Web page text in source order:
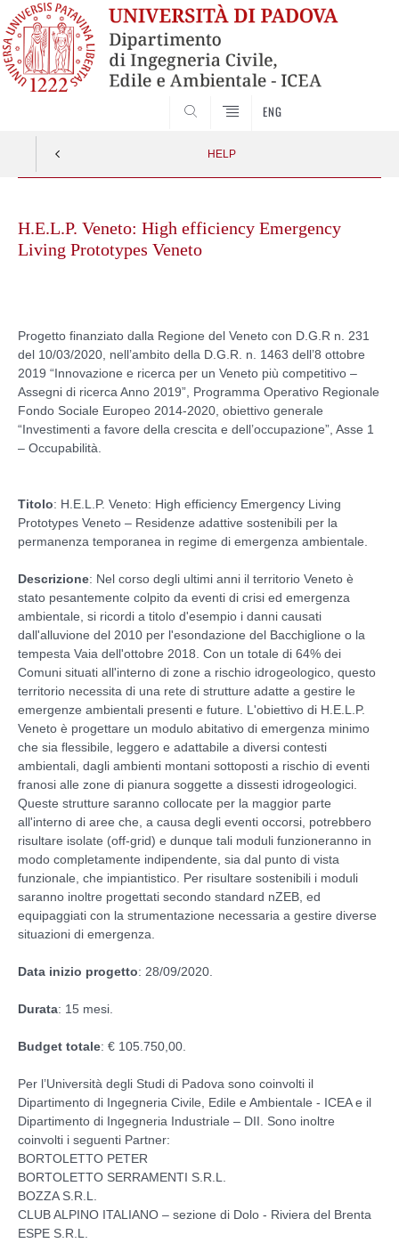
ENG
HELP
contentH.E.L.P. Veneto: High efficiency Emergency
Living Prototypes Veneto
Progetto finanziato dalla Regione del Veneto con D.G.R n. 231
del 10/03/2020, nell’ambito della D.G.R. n. 1463 dell’8 ottobre
2019 “Innovazione e ricerca per un Veneto più competitivo –
Assegni di ricerca Anno 2019”, Programma Operativo Regionale
Fondo Sociale Europeo 2014-2020, obiettivo generale
“Investimenti a favore della crescita e dell’occupazione”, Asse 1
– Occupabilità.
Titolo: H.E.L.P. Veneto: High efficiency Emergency Living
Prototypes Veneto – Residenze adattive sostenibili per la
permanenza temporanea in regime di emergenza ambientale.
Descrizione: Nel corso degli ultimi anni il territorio Veneto è
stato pesantemente colpito da eventi di crisi ed emergenza
ambientale, si ricordi a titolo d'esempio i danni causati
dall'alluvione del 2010 per l'esondazione del Bacchiglione o la
tempesta Vaia dell'ottobre 2018. Con un totale di 64% dei
Comuni situati all'interno di zone a rischio idrogeologico, questo
territorio necessita di una rete di strutture adatte a gestire le
emergenze ambientali presenti e future. L'obiettivo di H.E.L.P.
Veneto è progettare un modulo abitativo di emergenza minimo
che sia flessibile, leggero e adattabile a diversi contesti
ambientali, dagli ambienti montani sottoposti a rischio di eventi
franosi alle zone di pianura soggette a dissesti idrogeologici.
Queste strutture saranno collocate per la maggior parte
all'interno di aree che, a causa degli eventi occorsi, potrebbero
risultare isolate (off-grid) e dunque tali moduli funzioneranno in
modo completamente indipendente, sia dal punto di vista
funzionale, che impiantistico. Per risultare sostenibili i moduli
saranno inoltre progettati secondo standard nZEB, ed
equipaggiati con la strumentazione necessaria a gestire diverse
situazioni di emergenza.
Data inizio progetto: 28/09/2020.
Durata: 15 mesi.
Budget totale: € 105.750,00.
Per l’Università degli Studi di Padova sono coinvolti il
Dipartimento di Ingegneria Civile, Edile e Ambientale - ICEA e il
Dipartimento di Ingegneria Industriale – DII. Sono inoltre
coinvolti i seguenti Partner:
BORTOLETTO PETER
BORTOLETTO SERRAMENTI S.R.L.
BOZZA S.R.L.
CLUB ALPINO ITALIANO – sezione di Dolo - Riviera del Brenta
ESPE S.R.L.